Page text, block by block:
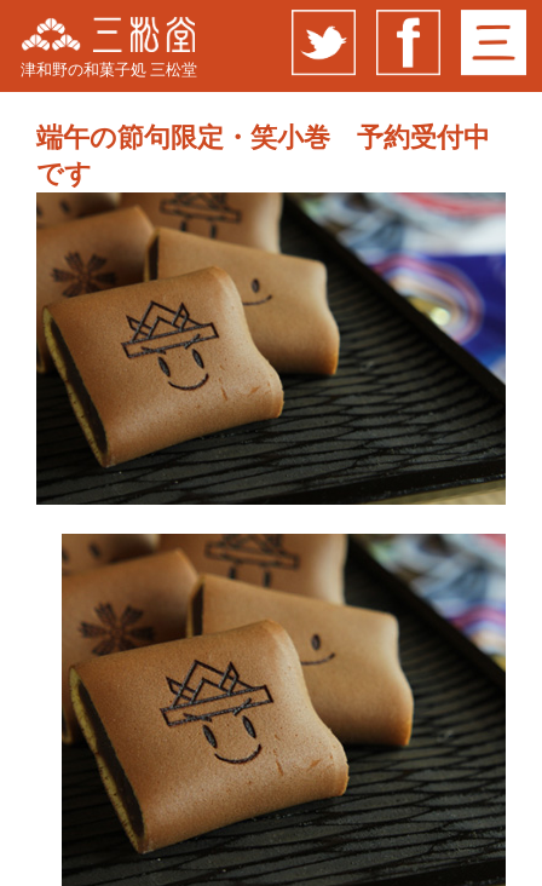
津和野の和菓子処 三松堂
端午の節句限定・笑小巻 予約受付中
です